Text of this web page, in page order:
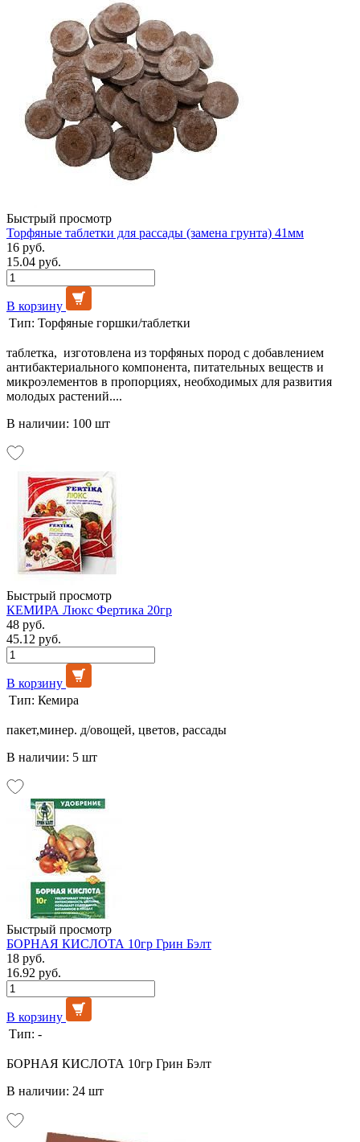
Быстрый просмотр
Торфяные таблетки для рассады (замена грунта) 41мм
16 руб.
15.04 руб.
В корзину
Тип: Торфяные горшки/таблетки
таблетка, изготовлена из торфяных пород с добавлением
антибактериального компонента, питательных веществ и
микроэлементов в пропорциях, необходимых для развития
молодых растений....
В наличии: 100 шт
Быстрый просмотр
КЕМИРА Люкс Фертика 20гр
48 руб.
45.12 руб.
В корзину
Тип: Кемира
пакет,минер. д/овощей, цветов, рассады
В наличии: 5 шт
Быстрый просмотр
БОРНАЯ КИСЛОТА 10гр Грин Бэлт
18 руб.
16.92 руб.
В корзину
Тип: -
БОРНАЯ КИСЛОТА 10гр Грин Бэлт
В наличии: 24 шт